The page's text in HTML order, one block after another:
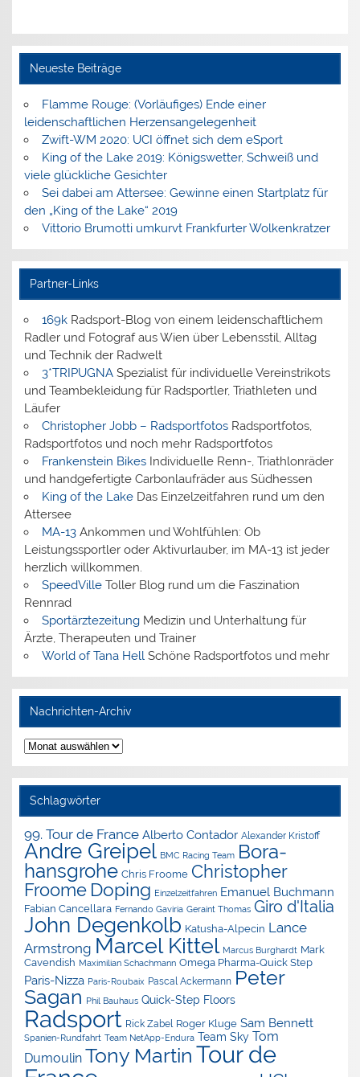
Neueste Beiträge
Flamme Rouge: (Vorläufiges) Ende einer
leidenschaftlichen Herzensangelegenheit
Zwift-WM 2020: UCI öffnet sich dem eSport
King of the Lake 2019: Königswetter, Schweiß und
viele glückliche Gesichter
Sei dabei am Attersee: Gewinne einen Startplatz für
den „King of the Lake“ 2019
Vittorio Brumotti umkurvt Frankfurter Wolkenkratzer
Partner-Links
169kRadsport-Blog von einem leidenschaftlichem
Radler und Fotograf aus Wien über Lebensstil, Alltag
und Technik der Radwelt
3*TRIPUGNASpezialist für individuelle Vereinstrikots
und Teambekleidung für Radsportler, Triathleten und
Läufer
Christopher Jobb – RadsportfotosRadsportfotos,
Radsportfotos und noch mehr Radsportfotos
Frankenstein BikesIndividuelle Renn-, Triathlonräder
und handgefertigte Carbonlaufräder aus Südhessen
King of the LakeDas Einzelzeitfahren rund um den
Attersee
MA-13Ankommen und Wohlfühlen: Ob
Leistungssportler oder Aktivurlauber, im MA-13 ist jeder
herzlich willkommen.
SpeedVilleToller Blog rund um die Faszination
Rennrad
SportärztezeitungMedizin und Unterhaltung für
Ärzte, Therapeuten und Trainer
World of Tana HellSchöne Radsportfotos und mehr
Nachrichten-Archiv
Nachrichten-
Archiv
Schlagwörter
99. Tour de France Alberto Contador Alexander Kristoff
Andre Greipel BMC Racing Team Bora-
hansgrohe Chris Froome Christopher
Froome Doping Einzelzeitfahren Emanuel Buchmann
Fabian Cancellara Fernando Gaviria Geraint Thomas Giro d'Italia
John Degenkolb Katusha-Alpecin Lance
Armstrong Marcel Kittel Marcus Burghardt Mark
Cavendish Maximilian Schachmann Omega Pharma-Quick Step
Paris-Nizza Paris-Roubaix Pascal Ackermann Peter
Sagan Phil Bauhaus Quick-Step Floors
Radsport Rick Zabel Roger Kluge Sam Bennett
Spanien-Rundfahrt Team NetApp-Endura Team Sky Tom
Dumoulin Tony Martin Tour de